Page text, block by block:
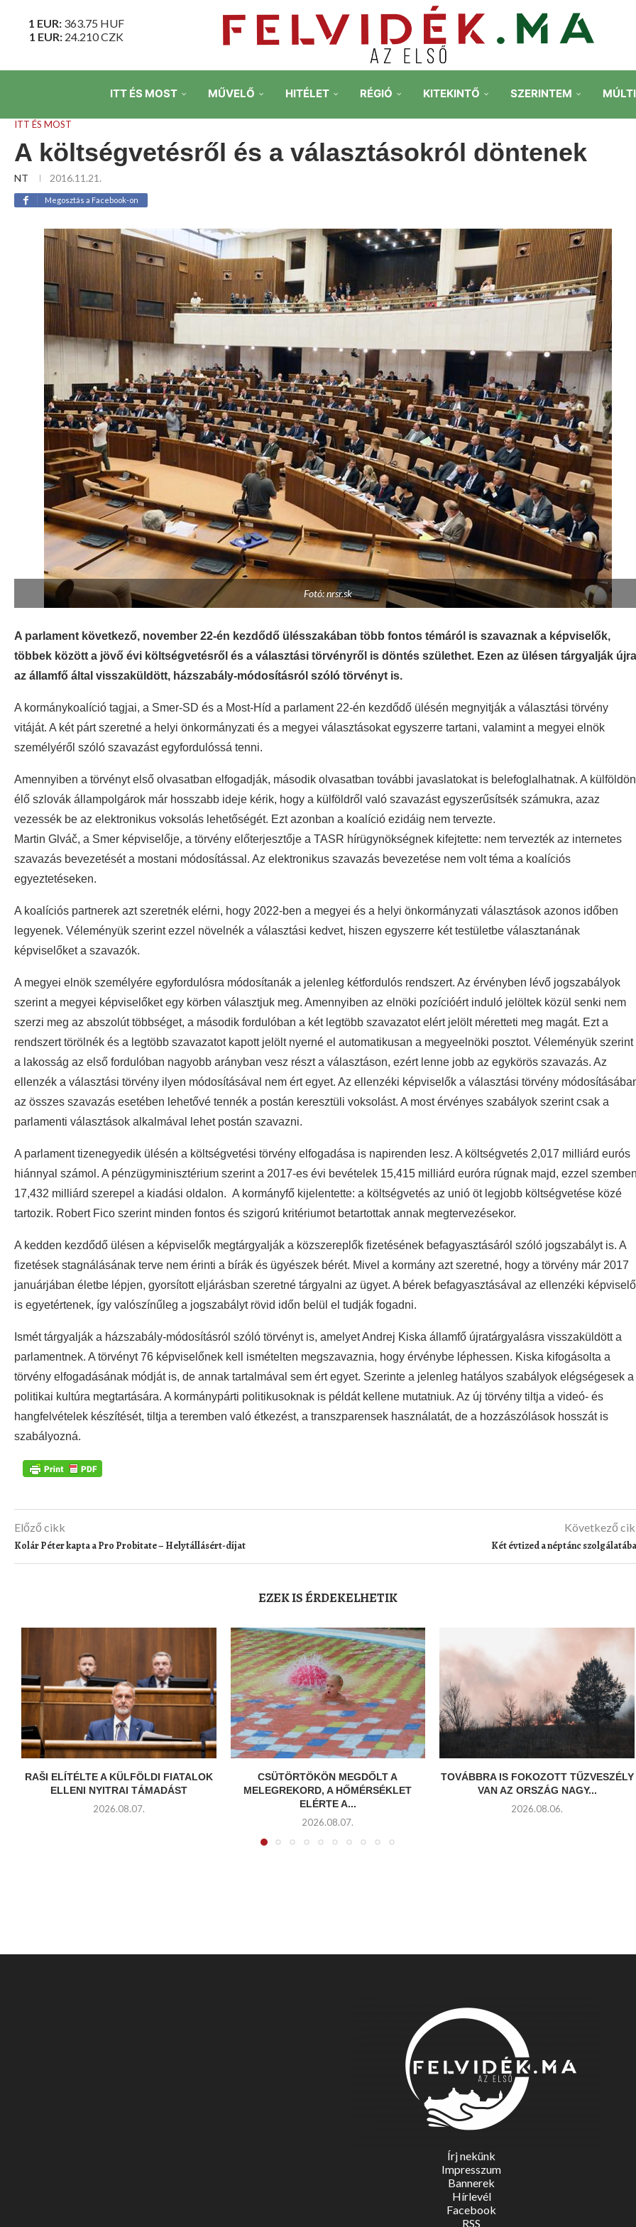
1 EUR: 363.75 HUF
1 EUR: 24.210CZK
ITT ÉS MOST MŰVELŐ HITÉLET RÉGIÓ KITEKINTŐ SZERINTEM
ITT ÉS MOST
A költségvetésről és a választásokról döntenek
NT 2016.11.21.
Megosztás a Facebook-on
Fotó: nrsr.sk
A parlament következő, november 22-én kezdődő ülésszakában több fontos témáról is szavaznak a képviselők,
többek között a jövő évi költségvetésről és a választási törvényről is döntés születhet. Ezen az ülésen tárgyalják újra
az államfő által visszaküldött, házszabály-módosításról szóló törvényt is.
A kormánykoalíció tagjai, a Smer-SD és a Most-Híd a parlament 22-én kezdődő ülésén megnyitják a választási törvény
vitáját. A két párt szeretné a helyi önkormányzati és a megyei választásokat egyszerre tartani, valamint a megyei elnök
személyéről szóló szavazást egyfordulóssá tenni.
Amennyiben a törvényt első olvasatban elfogadják, második olvasatban további javaslatokat is belefoglalhatnak. A külföldön
élő szlovák állampolgárok már hosszabb ideje kérik, hogy a külföldről való szavazást egyszerűsítsék számukra, azaz
vezessék be az elektronikus voksolás lehetőségét. Ezt azonban a koalíció ezidáig nem tervezte.
Martin Glváč, a Smer képviselője, a törvény előterjesztője a TASR hírügynökségnek kifejtette: nem tervezték az internetes
szavazás bevezetését a mostani módosítással. Az elektronikus szavazás bevezetése nem volt téma a koalíciós
egyeztetéseken.
A koalíciós partnerek azt szeretnék elérni, hogy 2022-ben a megyei és a helyi önkormányzati választások azonos időben
legyenek. Véleményük szerint ezzel növelnék a választási kedvet, hiszen egyszerre két testületbe választanának
képviselőket a szavazók.
A megyei elnök személyére egyfordulósra módosítanák a jelenleg kétfordulós rendszert. Az érvényben lévő jogszabályok
szerint a megyei képviselőket egy körben választjuk meg. Amennyiben az elnöki pozícióért induló jelöltek közül senki nem
szerzi meg az abszolút többséget, a második fordulóban a két legtöbb szavazatot elért jelölt méretteti meg magát. Ezt a
rendszert törölnék és a legtöbb szavazatot kapott jelölt nyerné el automatikusan a megyeelnöki posztot. Véleményük szerint
a lakosság az első fordulóban nagyobb arányban vesz részt a választáson, ezért lenne jobb az egykörös szavazás. Az
ellenzék a választási törvény ilyen módosításával nem ért egyet. Az ellenzéki képviselők a választási törvény
az összes szavazás esetében lehetővé tennék a postán keresztüli voksolást. A most érvényes szabályok szerint csak a
parlamenti választások alkalmával lehet postán szavazni.
A parlament tizenegyedik ülésén a költségvetési törvény elfogadása is napirenden lesz. A költségvetés 2,017 milliárd eurós
hiánnyal számol. A pénzügyminisztérium szerint a 2017-es évi bevételek 15,415 milliárd euróra rúgnak majd, ezzel szemben
17,432 milliárd szerepel a kiadási oldalon. A kormányfő kijelentette: a költségvetés az unió öt legjobb költségvetése közé
tartozik. Robert Fico szerint minden fontos és szigorú kritériumot betartottak annak megtervezésekor.
A kedden kezdődő ülésen a képviselők megtárgyalják a közszereplők fizetésének befagyasztásáról szóló jogszabályt is. A
fizetések stagnálásának terve nem érinti a bírák és ügyészek bérét. Mivel a kormány azt szeretné, hogy a törvény már 2017
januárjában életbe lépjen, gyorsított eljárásban szeretné tárgyalni az ügyet. A bérek befagyasztásával az ellenzéki
is egyetértenek, így valószínűleg a jogszabályt rövid időn belül el tudják fogadni.
Ismét tárgyalják a házszabály-módosításról szóló törvényt is, amelyet Andrej Kiska államfő újratárgyalásra visszaküldött a
parlamentnek. A törvényt 76 képviselőnek kell ismételten megszavaznia, hogy érvénybe léphessen. Kiska kifogásolta a
törvény elfogadásának módját is, de annak tartalmával sem ért egyet. Szerinte a jelenleg hatályos szabályok elégségesek a
politikai kultúra megtartására. A kormánypárti politikusoknak is példát kellene mutatniuk. Az új törvény tiltja a videó- és
hangfelvételek készítését, tiltja a teremben való étkezést, a transzparensek használatát, de a hozzászólások hosszát is
szabályozná.
Előző cikk
Kolár Péter kapta a Pro Probitate – Helytállásért-díjat
Következő
Két évtized a néptánc
EZEK IS ÉRDEKELHETIK
RAŠI ELÍTÉLTE A KÜLFÖLDI FIATALOK
ELLENI NYITRAI TÁMADÁST
2026.08.07.
CSÜTÖRTÖKÖN MEGDŐLT A
MELEGREKORD, A HŐMÉRSÉKLET
ELÉRTE A...
2026.08.07.
TOVÁBBRA IS FOKOZOTT TŰZVESZÉLY
VAN AZ ORSZÁG NAGY...
2026.08.06.
Írj nekünk
Impresszum
Bannerek
Hírlevél
Facebook
RSS